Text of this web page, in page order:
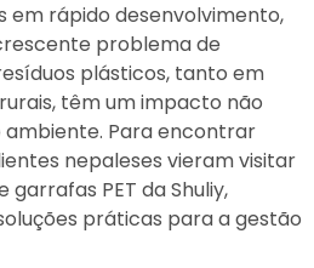
em rápido desenvolvimento,
problema de
plásticos, tanto em
têm um impacto não
ambiente. Para encontrar
nepaleses vieram visitar
PET da Shuliy,
práticas para a gestão